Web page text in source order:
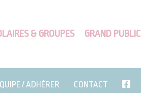
& GROUPES GRAND PUBLIC
/ ADHÉRER CONTACT